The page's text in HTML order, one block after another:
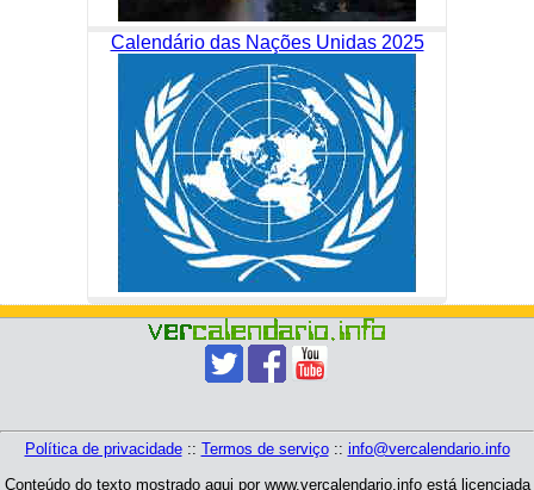
Calendário das Nações Unidas 2025
Política de privacidade:: Termos de serviço:: info@vercalendario.info
Conteúdo do texto mostrado aqui por www.vercalendario.info está licenciada